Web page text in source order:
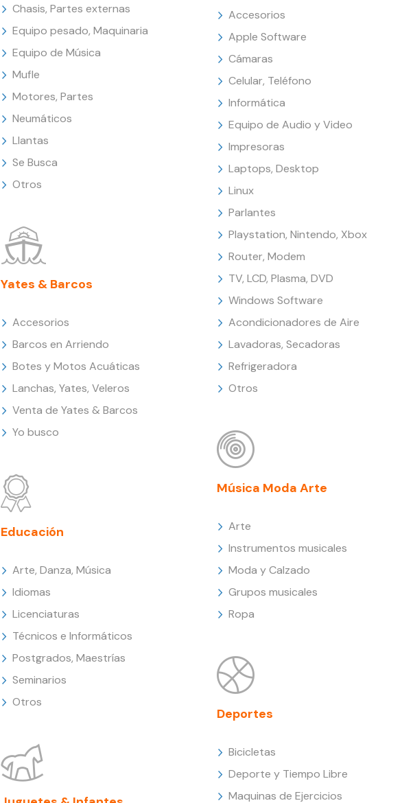
Chasis, Partes externas
Equipo pesado, Maquinaria
Equipo de Música
Mufle
Motores, Partes
Neumáticos
Llantas
Se Busca
Otros
Yates & Barcos
Accesorios
Barcos en Arriendo
Botes y Motos Acuáticas
Lanchas, Yates, Veleros
Venta de Yates & Barcos
Yo busco
Educación
Arte, Danza, Música
Idiomas
Licenciaturas
Técnicos e Informáticos
Postgrados, Maestrías
Seminarios
Otros
Accesorios
Apple Software
Cámaras
Celular, Teléfono
Informática
Equipo de Audio y Video
Impresoras
Laptops, Desktop
Linux
Parlantes
Playstation, Nintendo, Xbox
Router, Modem
TV, LCD, Plasma, DVD
Windows Software
Acondicionadores de Aire
Lavadoras, Secadoras
Refrigeradora
Otros
Música Moda Arte
Arte
Instrumentos musicales
Moda y Calzado
Grupos musicales
Ropa
Deportes
Bicicletas
Deporte y Tiempo Libre
Maquinas de Ejercicios